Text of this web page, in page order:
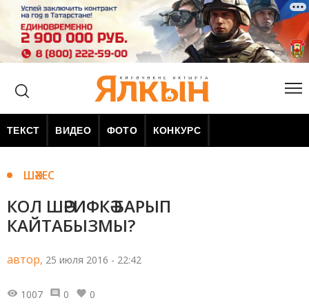
ТЕКСТ ВИДЕО ФОТО КОНКУРС
ШӘХЕС
КОЛ ШӘРИФКӘ БАРЫП
КАЙТАБЫЗМЫ?
автор, 25 июля 2016 - 22:42
1007 0 0